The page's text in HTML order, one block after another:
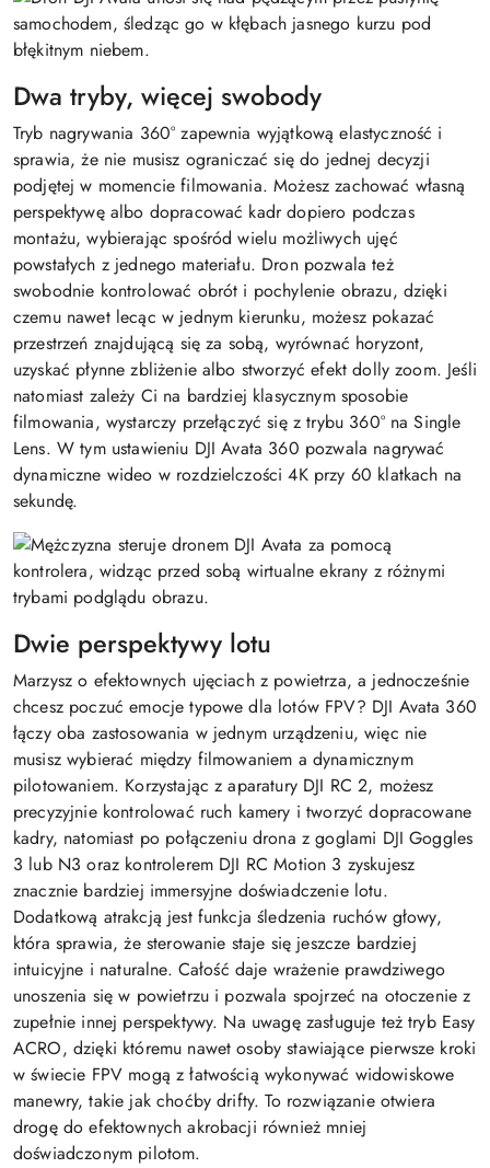
Dwa tryby, więcej swobody
Tryb nagrywania 360° zapewnia wyjątkową elastyczność i
sprawia, że nie musisz ograniczać się do jednej decyzji
podjętej w momencie filmowania. Możesz zachować własną
perspektywę albo dopracować kadr dopiero podczas
montażu, wybierając spośród wielu możliwych ujęć
powstałych z jednego materiału. Dron pozwala też
swobodnie kontrolować obrót i pochylenie obrazu, dzięki
czemu nawet lecąc w jednym kierunku, możesz pokazać
przestrzeń znajdującą się za sobą, wyrównać horyzont,
uzyskać płynne zbliżenie albo stworzyć efekt dolly zoom. Jeśli
natomiast zależy Ci na bardziej klasycznym sposobie
filmowania, wystarczy przełączyć się z trybu 360° na Single
Lens. W tym ustawieniu DJI Avata 360 pozwala nagrywać
dynamiczne wideo w rozdzielczości 4K przy 60 klatkach na
sekundę.
Dwie perspektywy lotu
Marzysz o efektownych ujęciach z powietrza, a jednocześnie
chcesz poczuć emocje typowe dla lotów FPV? DJI Avata 360
łączy oba zastosowania w jednym urządzeniu, więc nie
musisz wybierać między filmowaniem a dynamicznym
pilotowaniem. Korzystając z aparatury DJI RC 2, możesz
precyzyjnie kontrolować ruch kamery i tworzyć dopracowane
kadry, natomiast po połączeniu drona z goglami DJI Goggles
3 lub N3 oraz kontrolerem DJI RC Motion 3 zyskujesz
znacznie bardziej immersyjne doświadczenie lotu.
Dodatkową atrakcją jest funkcja śledzenia ruchów głowy,
która sprawia, że sterowanie staje się jeszcze bardziej
intuicyjne i naturalne. Całość daje wrażenie prawdziwego
unoszenia się w powietrzu i pozwala spojrzeć na otoczenie z
zupełnie innej perspektywy. Na uwagę zasługuje też tryb Easy
ACRO, dzięki któremu nawet osoby stawiające pierwsze kroki
w świecie FPV mogą z łatwością wykonywać widowiskowe
manewry, takie jak choćby drifty. To rozwiązanie otwiera
drogę do efektownych akrobacji również mniej
doświadczonym pilotom.